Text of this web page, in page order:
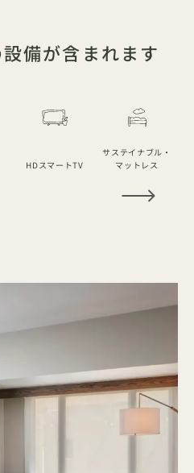
備が含まれます
HDスマートTV
サステイナブル・
マットレス